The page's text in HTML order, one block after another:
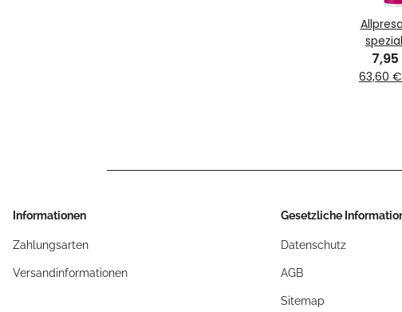
63,60 €
Informationen
Zahlungsarten
Versandinformationen
Gesetzliche
Datenschutz
AGB
Sitemap